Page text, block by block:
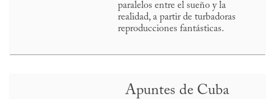
paralelos entre el sueño y la
realidad, a partir de turbadoras
reproducciones fantásticas.
Apuntes de Cuba